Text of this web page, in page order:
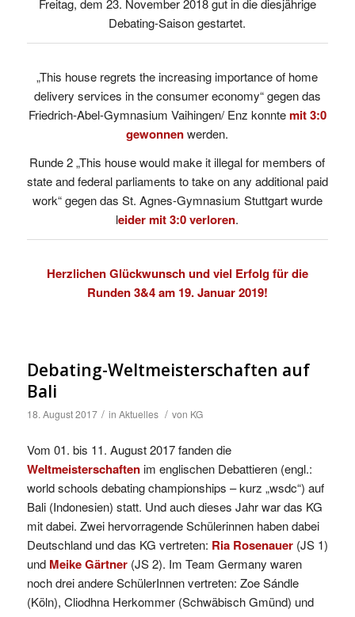
Freitag, dem 23. November 2018 gut in die diesjährige
Debating-Saison gestartet.
„This house regrets the increasing importance of home
delivery services in the consumer economy“ gegen das
Friedrich-Abel-Gymnasium Vaihingen/ Enz konntemit 3:0
gewonnenwerden.
Runde 2 „This house would make it illegal for members of
state and federal parliaments to take on any additional paid
work“ gegen das St. Agnes-Gymnasium Stuttgart wurde
leider mit 3:0 verloren.
Herzlichen Glückwunsch und viel Erfolg für die
Runden 3&4 am 19. Januar 2019!
Debating-Weltmeisterschaften auf
Bali
18. August 2017 / in Aktuelles / von KG
Vom 01. bis 11. August 2017 fanden die
Weltmeisterschaftenim englischen Debattieren (engl.:
world schools debating championships – kurz „wsdc“) auf
Bali (Indonesien) statt. Und auch dieses Jahr war das KG
mit dabei. Zwei hervorragende Schülerinnen haben dabei
Deutschland und das KG vertreten: Ria Rosenauer(JS 1)
und Meike Gärtner(JS 2). Im Team Germany waren
noch drei andere SchülerInnen vertreten: Zoe Sándle
(Köln), Cliodhna Herkommer (Schwäbisch Gmünd) und